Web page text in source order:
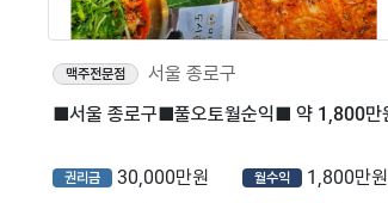
맥주전문점
서울 종로구
권리금 30,000만원 월수익 1,800만원